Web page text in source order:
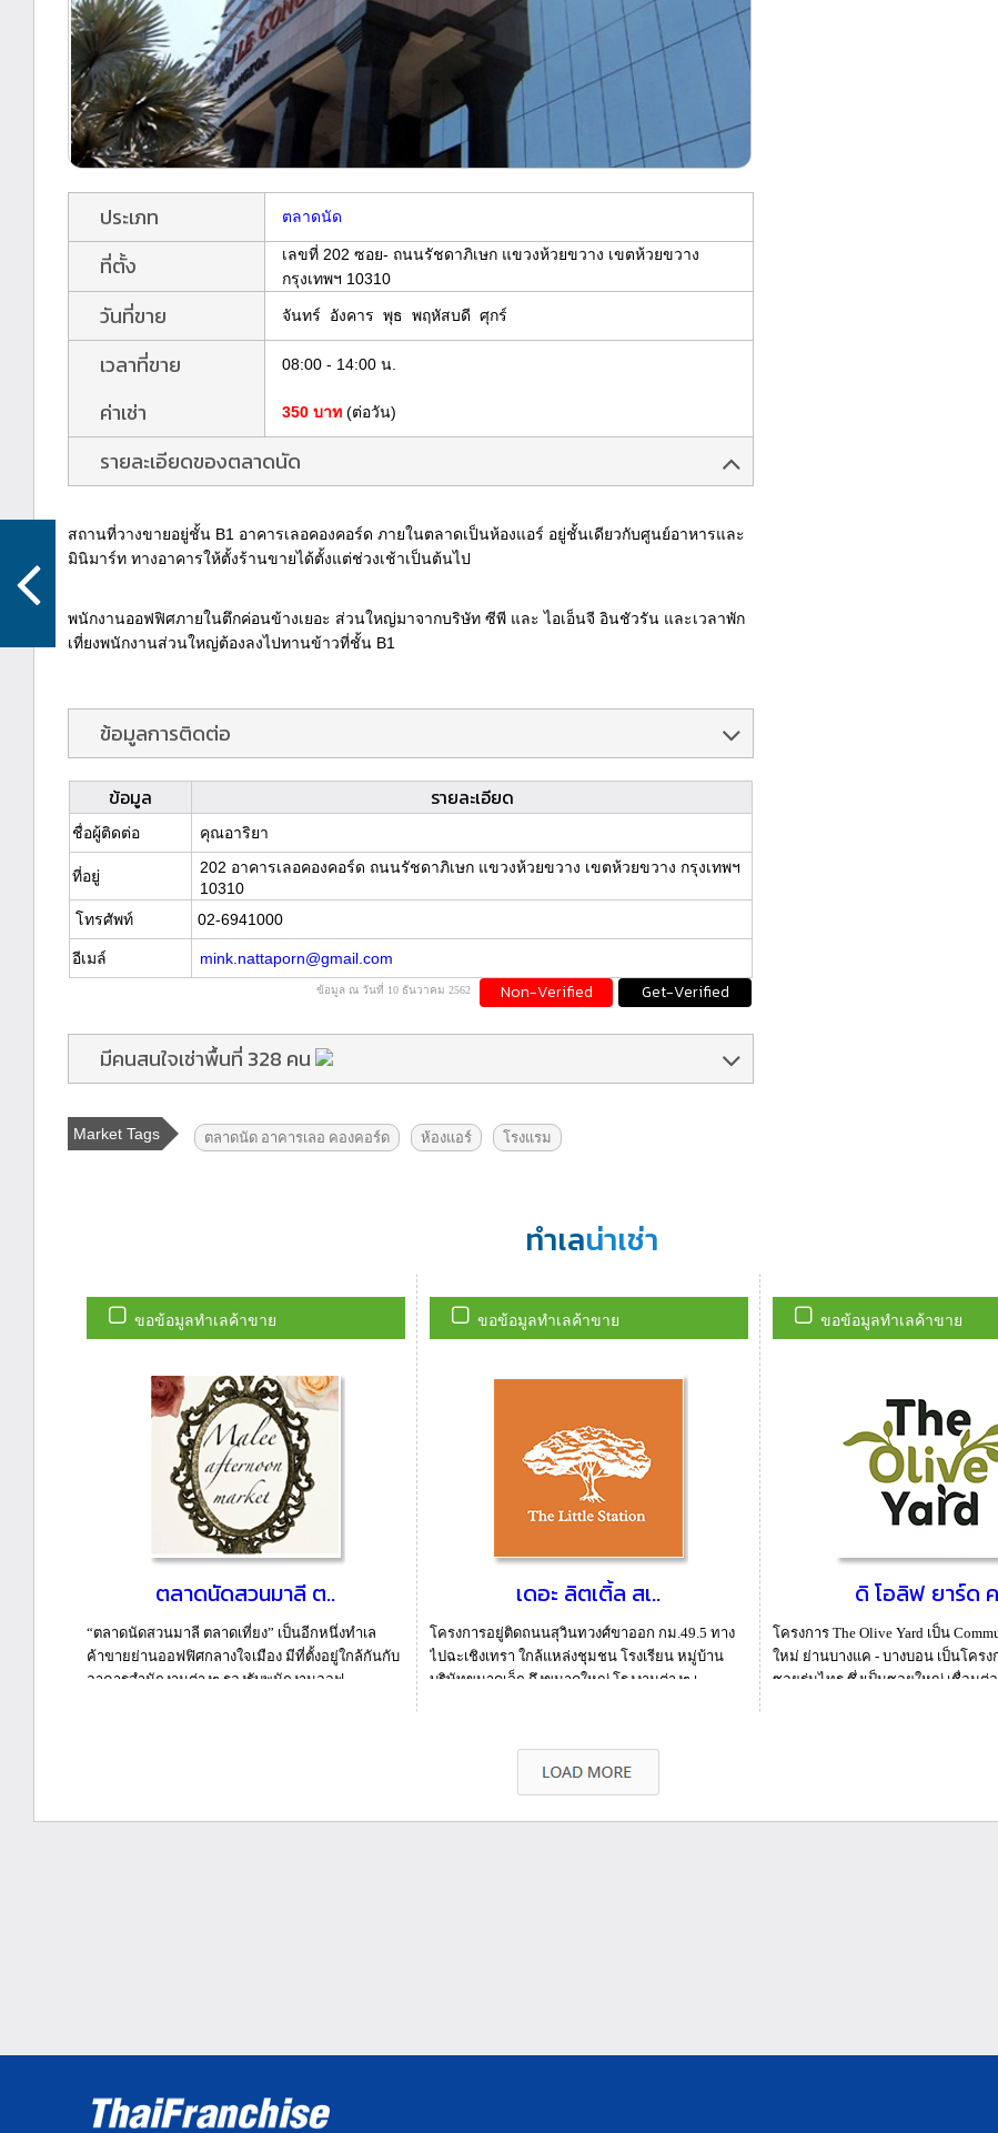
ประเภท ตลาดนัด
ที่ตั้ง
เลขที่ 202 ซอย- ถนนรัชดาภิเษก แขวงห้วยขวาง เขตห้วยขวาง
กรุงเทพฯ 10310
วันที่ขาย จันทร์ อังคาร พุธ พฤหัสบดี ศุกร์
เวลาที่ขาย 08:00 - 14:00 น.
ค่าเช่า 350 บาท (ต่อวัน)
รายละเอียดของตลาดนัด
สถานที่วางขายอยู่ชั้น B1 อาคารเลอคองคอร์ด ภายในตลาดเป็นห้องแอร์ อยู่ชั้นเดียวกับศูนย์อาหารและ
มินิมาร์ท ทางอาคารให้ตั้งร้านขายได้ตั้งแต่ช่วงเช้าเป็นต้นไป
พนักงานออฟฟิศภายในตึกค่อนข้างเยอะ ส่วนใหญ่มาจากบริษัท ซีพี และ ไอเอ็นจี อินชัวรัน และเวลาพัก
เที่ยงพนักงานส่วนใหญ่ต้องลงไปทานข้าวที่ชั้น B1
ข้อมูลการติดต่อ
ข้อมูล รายละเอียด
ชื่อผู้ติดต่อ คุณอาริยา
ที่อยู่
202 อาคารเลอคองคอร์ด ถนนรัชดาภิเษก แขวงห้วยขวาง เขตห้วยขวาง กรุงเทพฯ
10310
โทรศัพท์
02-6941000
อีเมล์ mink.nattaporn@gmail.com
Get-Verified
Non-Verified
ข้อมูล ณ วันที่ 10 ธันวาคม 2562
มีคนสนใจเช่าพื้นที่ 328 คน
Market Tags ตลาดนัด อาคารเลอ คองคอร์ด ห้องแอร์ โรงแรม
ทำเลน่าเช่า
ขอข้อมูลทำเลค้าขาย
ตลาดนัดสวนมาลี ต..
“ตลาดนัดสวนมาลี ตลาดเที่ยง” เป็นอีกหนึ่งทำเล
ค้าขายย่านออฟฟิศกลางใจเมือง มีที่ตั้งอยู่ใกล้กันกับ
อาคารสำนักงานต่างๆ รองรับพนักงานออฟ...
ขอข้อมูลทำเลค้าขาย
เดอะ ลิตเติ้ล สเ..
โครงการอยู่ติดถนนสุวินทวงศ์ขาออก กม.49.5 ทาง
ไปฉะเชิงเทรา ใกล้แหล่งชุมชน โรงเรียน หมู่บ้าน
บริษัทขนาดเล็ก ถึงขนาดใหญ่ โรงงานต่างๆ เ...
ขอข้อมูลทำเลค้าขาย
ดิ โอลิฟ ยาร์ด
โครงการ The Olive Yard เป็น
ใหม่ ย่านบางแค - บางบอน เป็นโครง
ซอยร่มไทร ซึ่งเป็นซอยใหญ่ เชื่อมต่อ...